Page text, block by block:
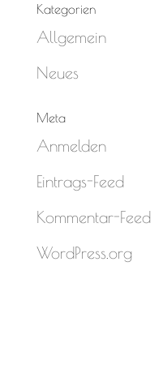
Kategorien
Allgemein
Neues
Meta
Anmelden
Eintrags-Feed
Kommentar-Feed
WordPress.org